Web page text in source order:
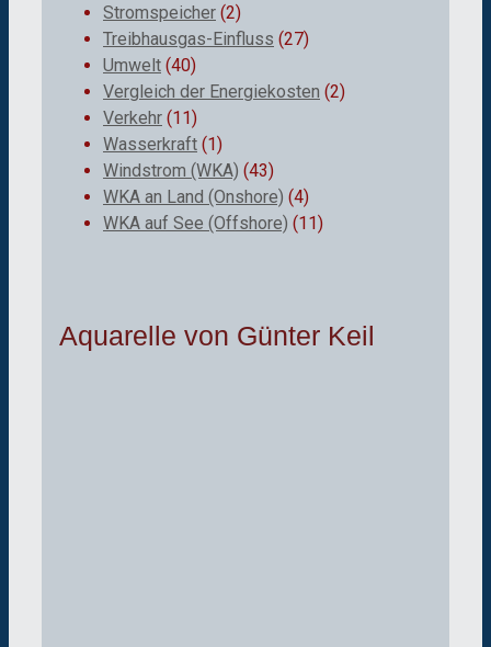
Stromspeicher (2)
Treibhausgas-Einfluss (27)
Umwelt (40)
Vergleich der Energiekosten (2)
Verkehr (11)
Wasserkraft (1)
Windstrom (WKA) (43)
WKA an Land (Onshore) (4)
WKA auf See (Offshore) (11)
Aquarelle von Günter Keil